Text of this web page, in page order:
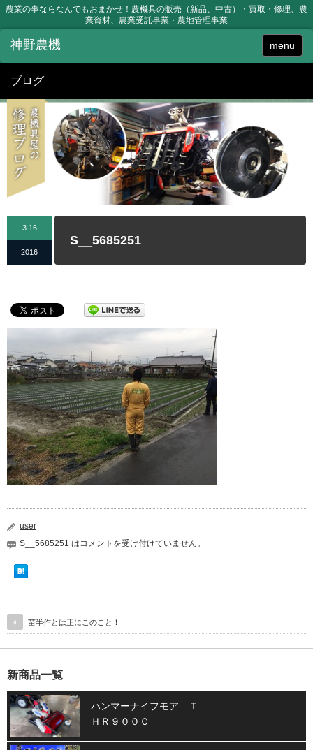
農業の事ならなんでもおまかせ！農機具の販売（新品、中古）・買取・修理、農
業資材、農業受託事業・農地管理事業
menu
ブログ
3.16
2016
S__5685251
user
S__5685251 はコメントを受け付けていません。
苗半作とは正にこのこと！
新商品一覧
ハンマーナイフモア Ｔ
ＨＲ９００Ｃ